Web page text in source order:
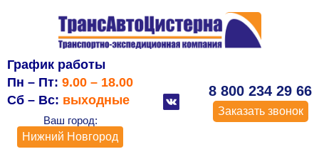
График работы
Пн – Пт: 9.00 – 18.00
Сб – Вс: выходные
Ваш город:
Нижний Новгород
8 800 234 29 66
Заказать звонок